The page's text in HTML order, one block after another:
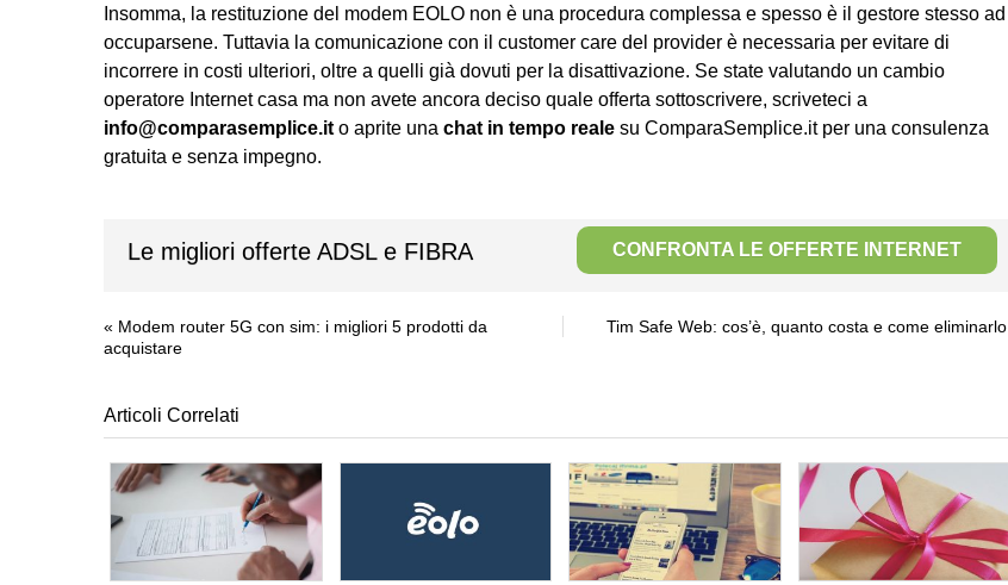
Insomma, la restituzione del modem EOLO non è una procedura complessa e spesso è il gestore stesso ad
occuparsene. Tuttavia la comunicazione con il customer care del provider è necessaria per evitare di
incorrere in costi ulteriori, oltre a quelli già dovuti per la disattivazione. Se state valutando un cambio
operatore Internet casa ma non avete ancora deciso quale offerta sottoscrivere, scriveteci a
info@comparasemplice.it o aprite una chat in tempo reale su ComparaSemplice.it per una consulenza
gratuita e senza impegno.
Le migliori offerte ADSL e FIBRA CONFRONTA LE OFFERTE INTERNET
« Modem router 5G con sim: i migliori 5 prodotti da
acquistare
Tim Safe Web: cos’è, quanto costa e come eliminarlo
Articoli Correlati